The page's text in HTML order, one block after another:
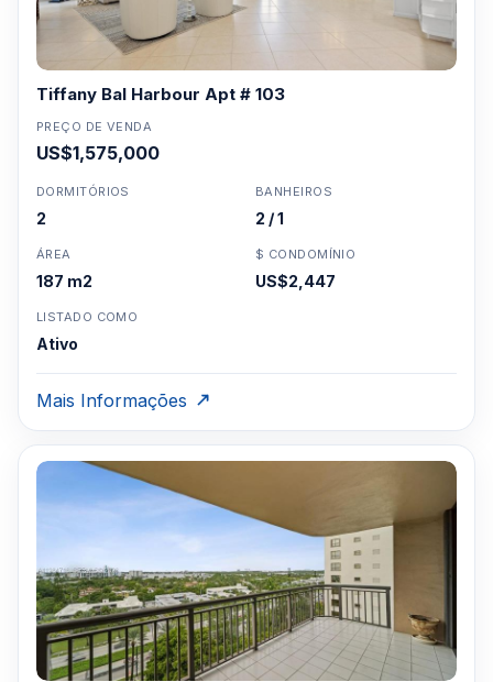
horasPorteiroConciergeEstacionamento com
manobristaEstacionamento em garagem coberta
Clique aqui para mandar um email
WhatsApp um corretor em Miami +1 305 540
Para Vendas ligar no telefone no Brasil SP 11-
3957-0613
Tiffany Bal Harbour Apt # 103
PREÇO DE VENDA
US$1,575,000
DORMITÓRIOS
2
BANHEIROS
2 / 1
ÁREA
187 m2
$ CONDOMÍNIO
US$2,447
LISTADO COMO
Ativo
Mais Informações